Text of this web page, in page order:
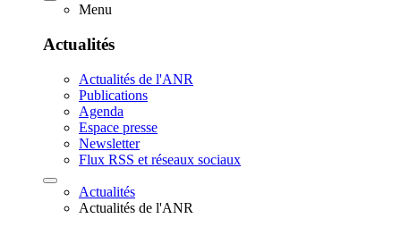
Menu
Actualités
Actualités de l'ANR
Publications
Agenda
Espace presse
Newsletter
Flux RSS et réseaux sociaux
Actualités
Actualités de l'ANR